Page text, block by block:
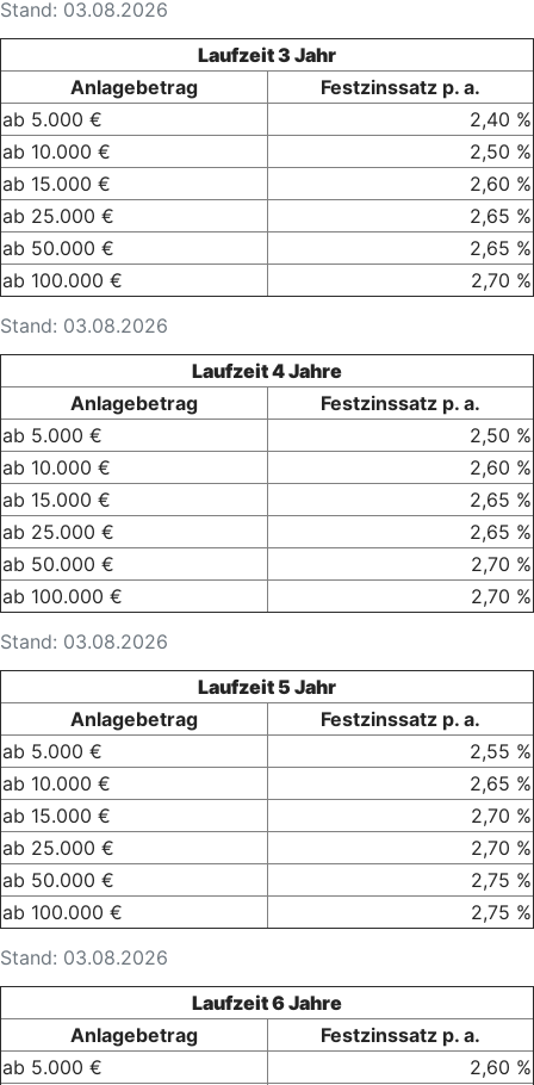
Stand: 03.08.2026
Stand: 03.08.2026
Laufzeit 3 Jahr
Anlagebetrag
Festzinssatz p. a.
ab 5.000 €
2,40 %
ab 10.000 €
2,50 %
ab 15.000 €
2,60 %
ab 25.000 €
2,65 %
ab 50.000 €
2,65 %
ab 100.000 €
2,70 %
Stand: 03.08.2026
Laufzeit 4 Jahre
Anlagebetrag
Festzinssatz p. a.
ab 5.000 €
2,50 %
ab 10.000 €
2,60 %
ab 15.000 €
2,65 %
ab 25.000 €
2,65 %
ab 50.000 €
2,70 %
ab 100.000 €
2,70 %
Stand: 03.08.2026
Laufzeit 5 Jahr
Anlagebetrag
Festzinssatz p. a.
ab 5.000 €
2,55 %
ab 10.000 €
2,65 %
ab 15.000 €
2,70 %
ab 25.000 €
2,70 %
ab 50.000 €
2,75 %
ab 100.000 €
2,75 %
Laufzeit 6 Jahre
Anlagebetrag
Festzinssatz p. a.
ab 5.000 €
2,60 %